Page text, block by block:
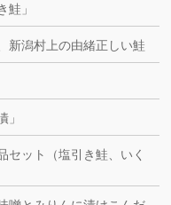
鮭」
新潟村上の由緒正しい鮭
」
セット（塩引き鮭、いく